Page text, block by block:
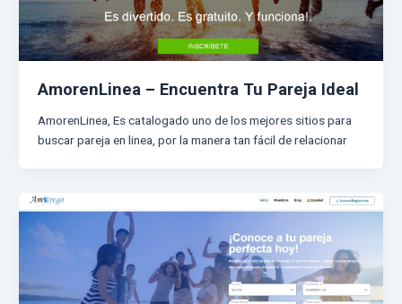
AmorenLinea – Encuentra Tu Pareja Ideal
AmorenLinea, Es catalogado uno de los mejores sitios para
buscar pareja en linea, por la manera tan fácil de relacionar